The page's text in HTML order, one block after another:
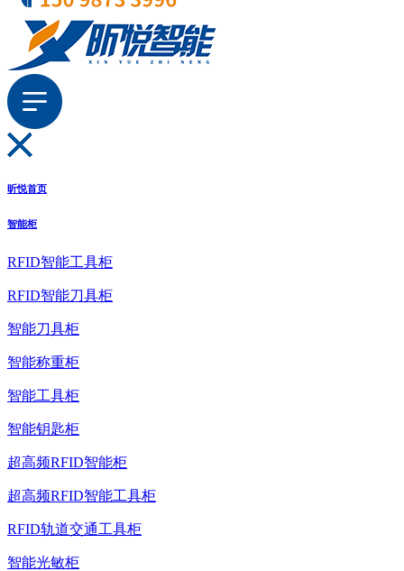
昕悦首页
智能柜
RFID智能工具柜
RFID智能刀具柜
智能刀具柜
智能称重柜
智能工具柜
智能钥匙柜
超高频RFID智能柜
超高频RFID智能工具柜
RFID轨道交通工具柜
智能光敏柜